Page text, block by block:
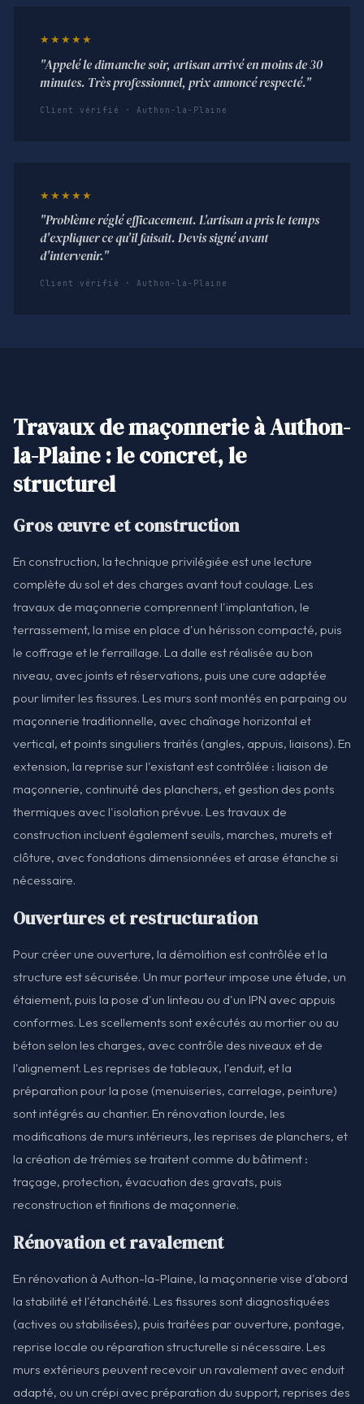
★★★★★
"Appelé le dimanche soir, artisan arrivé en moins de 30
minutes. Très professionnel, prix annoncé respecté."
Client vérifié · Authon-la-Plaine
★★★★★
"Problème réglé efficacement. L'artisan a pris le temps
d'expliquer ce qu'il faisait. Devis signé avant
d'intervenir."
Client vérifié · Authon-la-Plaine
Travaux de maçonnerie à Authon-
la-Plaine : le concret, le
structurel
Gros œuvre et construction
En construction, la technique privilégiée est une lecture
complète du sol et des charges avant tout coulage. Les
travaux de maçonnerie comprennent l'implantation, le
terrassement, la mise en place d'un hérisson compacté, puis
le coffrage et le ferraillage. La dalle est réalisée au bon
niveau, avec joints et réservations, puis une cure adaptée
pour limiter les fissures. Les murs sont montés en parpaing ou
maçonnerie traditionnelle, avec chaînage horizontal et
vertical, et points singuliers traités (angles, appuis, liaisons). En
extension, la reprise sur l'existant est contrôlée : liaison de
maçonnerie, continuité des planchers, et gestion des ponts
thermiques avec l'isolation prévue. Les travaux de
construction incluent également seuils, marches, murets et
clôture, avec fondations dimensionnées et arase étanche si
nécessaire.
Ouvertures et restructuration
Pour créer une ouverture, la démolition est contrôlée et la
structure est sécurisée. Un mur porteur impose une étude, un
étaiement, puis la pose d'un linteau ou d'un IPN avec appuis
conformes. Les scellements sont exécutés au mortier ou au
béton selon les charges, avec contrôle des niveaux et de
l'alignement. Les reprises de tableaux, l'enduit, et la
préparation pour la pose (menuiseries, carrelage, peinture)
sont intégrés au chantier. En rénovation lourde, les
modifications de murs intérieurs, les reprises de planchers, et
la création de trémies se traitent comme du bâtiment :
traçage, protection, évacuation des gravats, puis
reconstruction et finitions de maçonnerie.
Rénovation et ravalement
En rénovation à Authon-la-Plaine, la maçonnerie vise d'abord
la stabilité et l'étanchéité. Les fissures sont diagnostiquées
(actives ou stabilisées), puis traitées par ouverture, pontage,
reprise locale ou réparation structurelle si nécessaire. Les
murs extérieurs peuvent recevoir un ravalement avec enduit
adapté, ou un crépi avec préparation du support, reprises des